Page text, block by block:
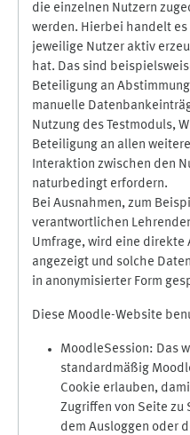
die einzelnen Nutzern
werden. Hierbei handelt
jeweilige Nutzer aktiv
hat. Das sind
Beteiligung an
manuelle
Nutzung des Testmoduls,
Beteiligung an allen
Interaktion zwischen den
naturbedingt erfordern.
Bei Ausnahmen, zum
verantwortlichen
Umfrage, wird eine direkte
angezeigt und solche
in anonymisierter Form
Diese Moodle-Website
MoodleSession: Das
standardmäßig
Cookie erlauben,
Zugriffen von Seite
dem Ausloggen oder